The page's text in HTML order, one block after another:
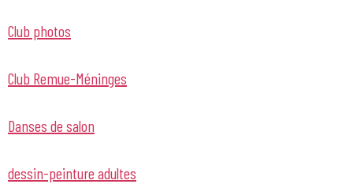
Club photos
Club Remue-Méninges
Danses de salon
dessin-peinture adultes